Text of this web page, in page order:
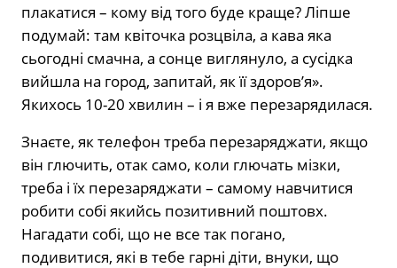
плакатися – кому від того буде краще? Ліпше
подумай: там квіточка розцвіла, а кава яка
сьогодні смачна, а сонце виглянуло, а сусідка
вийшла на город, запитай, як її здоров’я».
Якихось 10-20 хвилин – і я вже перезарядилася.
Знаєте, як телефон треба перезаряджати, якщо
він глючить, отак само, коли глючать мізки,
треба і їх перезаряджати – самому навчитися
робити собі якийсь позитивний поштовх.
Нагадати собі, що не все так погано,
подивитися, які в тебе гарні діти, внуки, що